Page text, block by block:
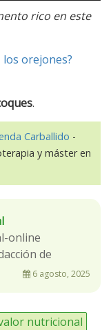
rico en este
los orejones?
.
Carballido -
y máster en
online
de
6 agosto, 2025
nutricional